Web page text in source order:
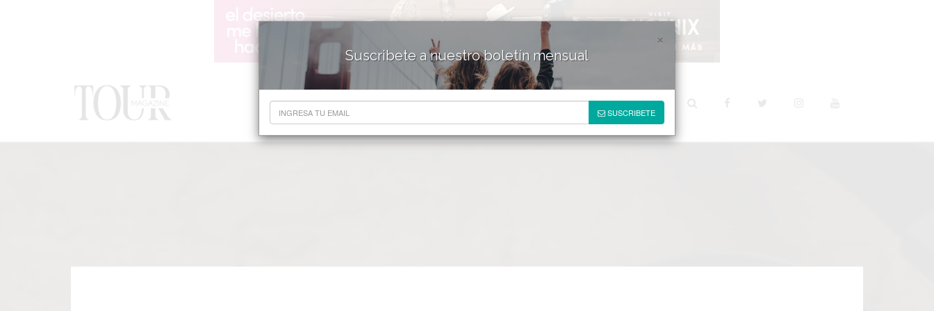
HOTELES & RESORTS DESTINOS
×
Suscribete a nuestro boletín mensual
SUSCRIBETE